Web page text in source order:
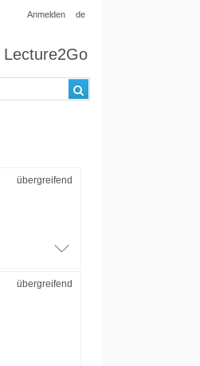
Anmelden de
Lecture2Go
übergreifend
übergreifend